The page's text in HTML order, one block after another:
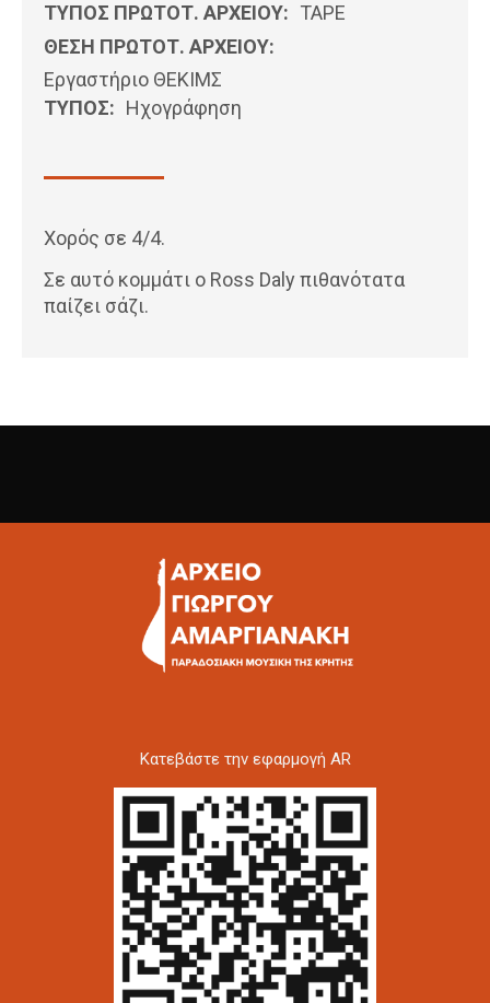
ΤΥΠΟΣ ΠΡΩΤΟΤ. ΑΡΧΕΙΟΥ: ΤΑΡΕ
ΘΕΣΗ ΠΡΩΤΟΤ. ΑΡΧΕΙΟΥ:
Εργαστήριο ΘΕΚΙΜΣ
ΤΥΠΟΣ: Ηχογράφηση
Χορός σε 4/4.
Σε αυτό κομμάτι ο Ross Daly πιθανότατα
παίζει σάζι.
Kατεβάστε την εφαρμογή AR